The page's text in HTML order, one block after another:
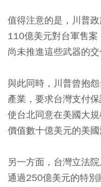
值得注意的是，川普
110億美元對台軍售
尚未推進這些武器的交
與此同時，川普曾抱
產業，要求台灣支付
使台北同意在美國大
價值數十億美元的美國
另一方面，台灣立法
通過250億美元的特